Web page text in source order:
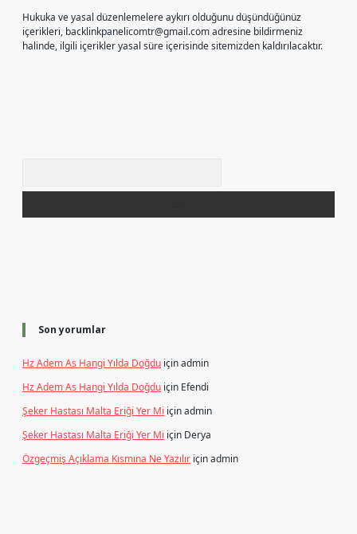
Hukuka ve yasal düzenlemelere aykırı olduğunu düşündüğünüz
içerikleri, backlinkpanelicomtr@gmail.comadresine bildirmeniz
halinde, ilgili içerikler yasal süre içerisinde sitemizden kaldırılacaktır.
Son yorumlar
Hz Adem As Hangi Yılda Doğdu içinadmin
Hz Adem As Hangi Yılda Doğdu için Efendi
Şeker Hastası Malta Eriği Yer Mi içinadmin
Şeker Hastası Malta Eriği Yer Mi için Derya
Özgeçmiş Açıklama Kısmına Ne Yazılır içinadmin